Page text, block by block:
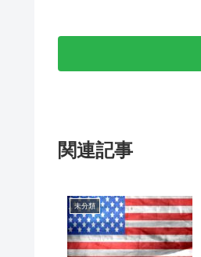
関連記事
未分類